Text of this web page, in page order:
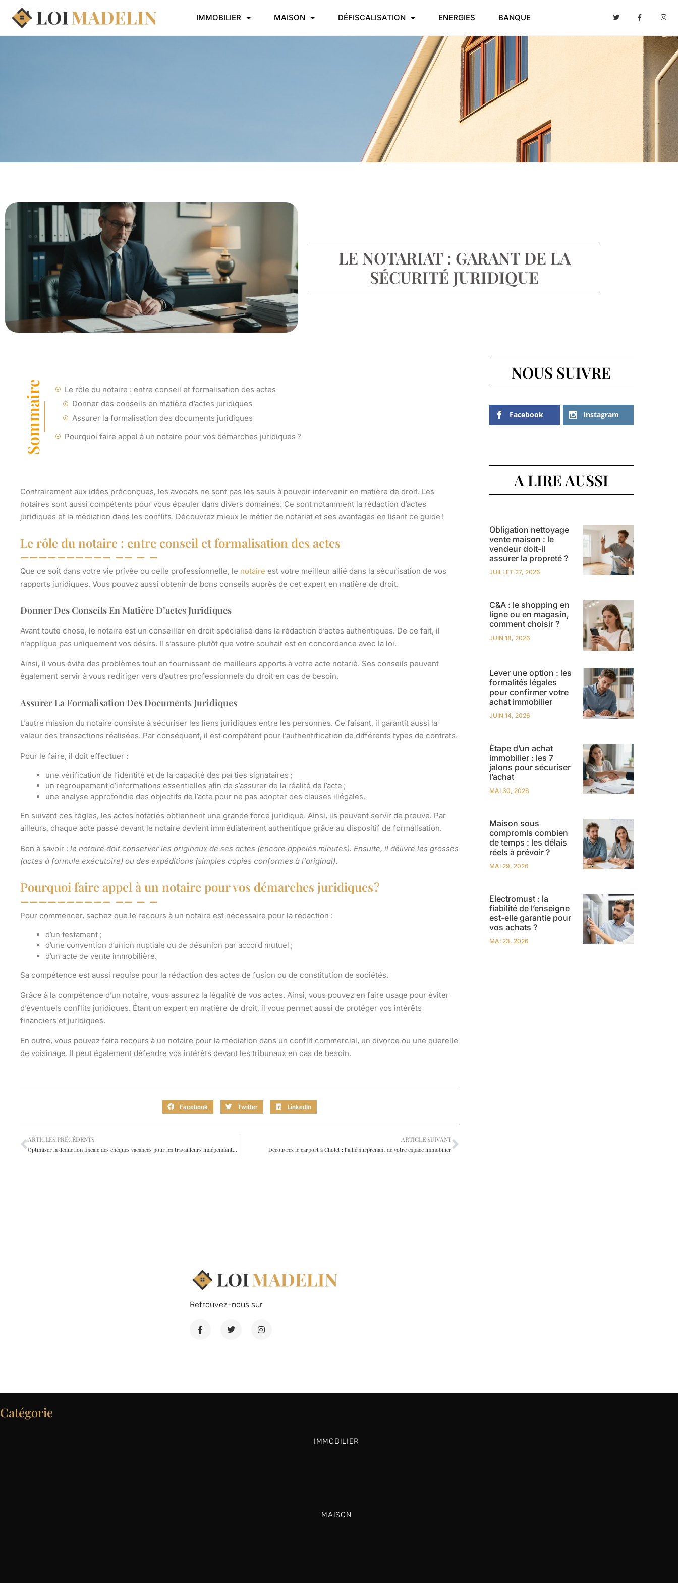
IMMOBILIER MAISON DÉFISCALISATION ENERGIES BANQUE
LE NOTARIAT : GARANT DE LA
SÉCURITÉ JURIDIQUE
Sommaire
Le rôle du notaire : entre conseil et formalisation des actes
Donner des conseils en matière d’actes juridiques
Assurer la formalisation des documents juridiques
Pourquoi faire appel à un notaire pour vos démarches juridiques ?
Contrairement aux idées préconçues, les avocats ne sont pas les seuls à pouvoir intervenir en matière de droit. Les
notaires sont aussi compétents pour vous épauler dans divers domaines. Ce sont notamment la rédaction d’actes
juridiques et la médiation dans les conflits. Découvrez mieux le métier de notariat et ses avantages en lisant ce guide !
Le rôle du notaire : entre conseil et formalisation des actes
Que ce soit dans votre vie privée ou celle professionnelle, le notaire est votre meilleur allié dans la sécurisation de vos
rapports juridiques. Vous pouvez aussi obtenir de bons conseils auprès de cet expert en matière de droit.
Donner Des Conseils En Matière D’actes Juridiques
Avant toute chose, le notaire est un conseiller en droit spécialisé dans la rédaction d’actes authentiques. De ce fait, il
n’applique pas uniquement vos désirs. Il s’assure plutôt que votre souhait est en concordance avec la loi.
Ainsi, il vous évite des problèmes tout en fournissant de meilleurs apports à votre acte notarié. Ses conseils peuvent
également servir à vous rediriger vers d’autres professionnels du droit en cas de besoin.
Assurer La Formalisation Des Documents Juridiques
L’autre mission du notaire consiste à sécuriser les liens juridiques entre les personnes. Ce faisant, il garantit aussi la
valeur des transactions réalisées. Par conséquent, il est compétent pour l’authentification de différents types de contrats.
Pour le faire, il doit effectuer :
une vérification de l’identité et de la capacité des parties signataires ;
un regroupement d’informations essentielles afin de s’assurer de la réalité de l’acte ;
une analyse approfondie des objectifs de l’acte pour ne pas adopter des clauses illégales.
En suivant ces règles, les actes notariés obtiennent une grande force juridique. Ainsi, ils peuvent servir de preuve. Par
ailleurs, chaque acte passé devant le notaire devient immédiatement authentique grâce au dispositif de formalisation.
Bon à savoir : le notaire doit conserver les originaux de ses actes (encore appelés minutes). Ensuite, il délivre les grosses
(actes à formule exécutoire) ou des expéditions (simples copies conformes à l’original).
Pourquoi faire appel à un notaire pour vos démarches juridiques ?
Pour commencer, sachez que le recours à un notaire est nécessaire pour la rédaction :
d’un testament ;
d’une convention d’union nuptiale ou de désunion par accord mutuel ;
d’un acte de vente immobilière.
Sa compétence est aussi requise pour la rédaction des actes de fusion ou de constitution de sociétés.
Grâce à la compétence d’un notaire, vous assurez la légalité de vos actes. Ainsi, vous pouvez en faire usage pour éviter
d’éventuels conflits juridiques. Étant un expert en matière de droit, il vous permet aussi de protéger vos intérêts
financiers et juridiques.
En outre, vous pouvez faire recours à un notaire pour la médiation dans un conflit commercial, un divorce ou une querelle
de voisinage. Il peut également défendre vos intérêts devant les tribunaux en cas de besoin.
Facebook Twitter LinkedIn
ARTICLES PRÉCÉDENTS
Optimiser la déduction fiscale des chèques vacances pour les travailleurs indépendants BNC
ARTICLE SUIVANT
Découvrez le carport à Cholet : l’allié surprenant de votre espace immobilier
NOUS SUIVRE
Facebook Instagram
A LIRE AUSSI
Obligation nettoyage
vente maison : le
vendeur doit-il
assurer la propreté ?
JUILLET 27, 2026
C&A : le shopping en
ligne ou en magasin,
comment choisir ?
JUIN 18, 2026
Lever une option : les
formalités légales
pour confirmer votre
achat immobilier
JUIN 14, 2026
Étape d’un achat
immobilier : les 7
jalons pour sécuriser
l’achat
MAI 30, 2026
Maison sous
compromis combien
de temps : les délais
réels à prévoir ?
MAI 29, 2026
Electromust : la
fiabilité de l’enseigne
est-elle garantie pour
vos achats ?
MAI 23, 2026
Retrouvez-nous sur
Catégorie
IMMOBILIER
MAISON